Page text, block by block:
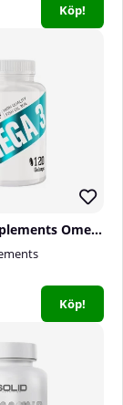
Köp!
Swedish Supplements Omega-3, 120 caps
Köp!